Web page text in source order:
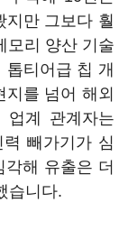
만 그보다 훨
모리 양산 기술
티어급 칩 개
를 넘어 해외
업계 관계자는
빼가기가 심
해 유출은 더
습니다.